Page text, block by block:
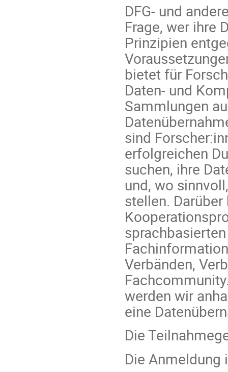
DFG- und
Frage, wer ihre
Prinzipien
bietet für
Daten- und
Sammlungen
sind
erfolgreichen
suchen, ihre
und, wo
stellen.
Verbänden,
werden wir
eine
Die
Die